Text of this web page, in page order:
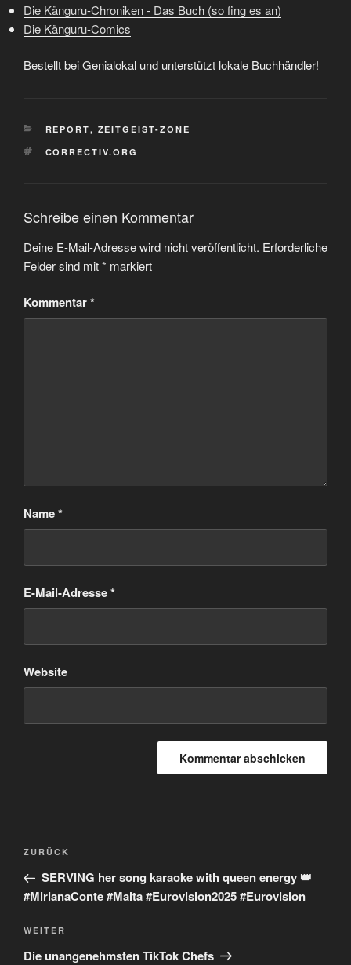
Die Känguru-Chroniken - Das Buch (so fing es an)
Die Känguru-Comics
Bestellt bei Genialokal und unterstützt lokale Buchhändler!
KATEGORIEN
REPORT, ZEITGEIST-ZONE
SCHLAGWÖRTER
CORRECTIV.ORG
Schreibe einen Kommentar
Deine E-Mail-Adresse wird nicht veröffentlicht. Erforderliche
Felder sind mit* markiert
Kommentar*
Name*
E-Mail-Adresse*
Website
Beitragsnavigation
Vorheriger
Beitrag
ZURÜCK
SERVING her song karaoke with queen energy 👑
#MirianaConte #Malta #Eurovision2025 #Eurovision
Nächster
Beitrag
WEITER
Die unangenehmsten TikTok Chefs